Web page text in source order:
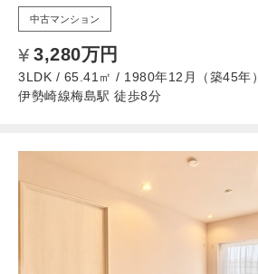
中古マンション
3,280万円
3LDK / 65.41㎡ / 1980年12月（築45年）
伊勢崎線梅島駅 徒歩8分